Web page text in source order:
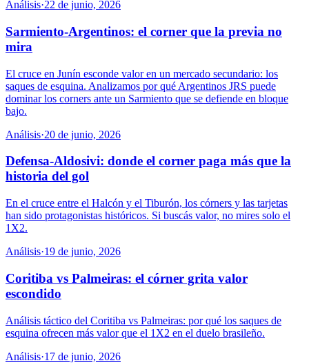
Análisis·22 de junio, 2026
Sarmiento-Argentinos: el corner que la previa no
mira
El cruce en Junín esconde valor en un mercado secundario: los
saques de esquina. Analizamos por qué Argentinos JRS puede
dominar los corners ante un Sarmiento que se defiende en bloque
bajo.
Análisis·20 de junio, 2026
Defensa-Aldosivi: donde el corner paga más que la
historia del gol
En el cruce entre el Halcón y el Tiburón, los córners y las tarjetas
han sido protagonistas históricos. Si buscás valor, no mires solo el
1X2.
Análisis·19 de junio, 2026
Coritiba vs Palmeiras: el córner grita valor
escondido
Análisis táctico del Coritiba vs Palmeiras: por qué los saques de
esquina ofrecen más valor que el 1X2 en el duelo brasileño.
Análisis·17 de junio, 2026